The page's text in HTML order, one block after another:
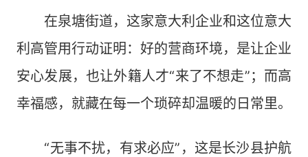
在泉塘街道，这家意大利企业和这位意大
利高管用行动证明：好的营商环境，是让企业
安心发展，也让外籍人才“来了不想走”；而高
幸福感，就藏在每一个琐碎却温暖的日常里。
“无事不扰，有求必应”，这是长沙县护航